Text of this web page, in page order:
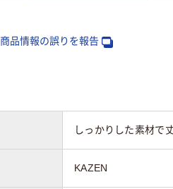
商品情報の誤りを報告
しっかりした素材で
KAZEN